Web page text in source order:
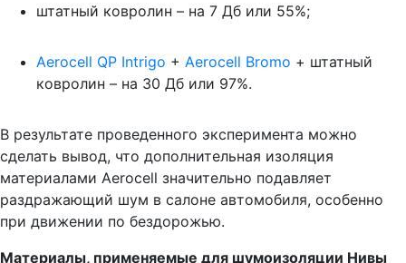
штатный ковролин – на 7 Дб или 55%;
Aerocell QP Intrigo + Aerocell Bromo + штатный
ковролин – на 30 Дб или 97%.
В результате проведенного эксперимента можно
сделать вывод, что дополнительная изоляция
материалами Aerocell значительно подавляет
раздражающий шум в салоне автомобиля, особенно
при движении по бездорожью.
Материалы, применяемые для шумоизоляции Нивы